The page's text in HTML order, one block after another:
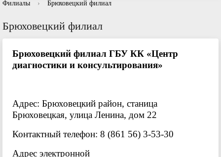
Филиалы › Брюховецкий филиал
Брюховецкий филиал
Брюховецкий филиал ГБУ КК «Центр
диагностики и консультирования»
Адрес: Брюховецкий район, станица
Брюховецкая, улица Ленина, дом 22
Контактный телефон: 8 (861 56) 3-53-30
Адрес электронной